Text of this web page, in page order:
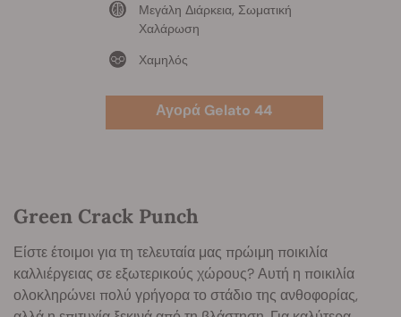
Μεγάλη Διάρκεια, Σωματική
Χαλάρωση
Χαμηλός
Αγορά Gelato 44
Green Crack Punch
Είστε έτοιμοι για τη τελευταία μας πρώιμη ποικιλία
καλλιέργειας σε εξωτερικούς χώρους? Αυτή η ποικιλία
ολοκληρώνει πολύ γρήγορα το στάδιο της ανθοφορίας,